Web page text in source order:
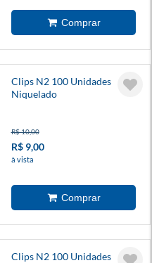
Clips N2 100 Unidades
Niquelado
R$ 10,00
R$ 9,00
à vista
Clips N2 100 Unidades